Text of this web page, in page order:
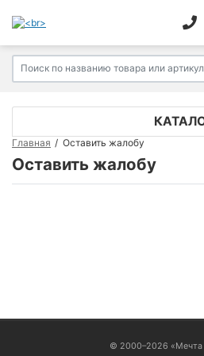
Главная Оставить жалобу
Оставить жалобу
© 2000–2026 «Мечта